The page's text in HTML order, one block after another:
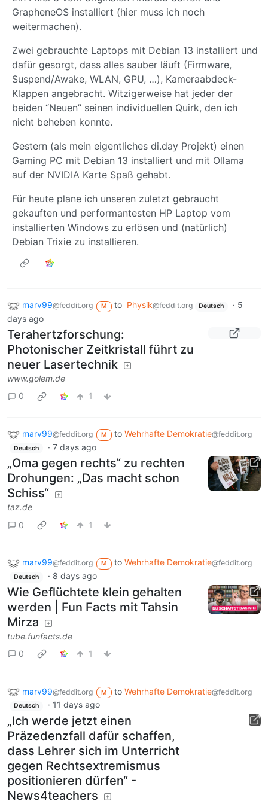
GrapheneOS installiert (hier muss ich noch
weitermachen).
Zwei gebrauchte Laptops mit Debian 13 installiert und
dafür gesorgt, dass alles sauber läuft (Firmware,
Suspend/Awake, WLAN, GPU, …), Kameraabdeck-
Klappen angebracht. Witzigerweise hat jeder der
beiden “Neuen” seinen individuellen Quirk, den ich
nicht beheben konnte.
Gestern (als mein eigentliches di.day Projekt) einen
Gaming PC mit Debian 13 installiert und mit Ollama
auf der NVIDIA Karte Spaß gehabt.
Für heute plane ich unseren zuletzt gebraucht
gekauften und performantesten HP Laptop vom
installierten Windows zu erlösen und (natürlich)
Debian Trixie zu installieren.
marv99@feddit.org M to Physik@feddit.org Deutsch · 5
days ago
Terahertzforschung:
Photonischer Zeitkristall führt zu
neuer Lasertechnik
www.golem.de
0
1
marv99@feddit.org M to Wehrhafte Demokratie@feddit.org
Deutsch · 7 days ago
„Oma gegen rechts“ zu rechten
Drohungen: „Das macht schon
Schiss“
taz.de
0
1
marv99@feddit.org M to Wehrhafte Demokratie@feddit.org
Deutsch · 8 days ago
Wie Geflüchtete klein gehalten
werden | Fun Facts mit Tahsin
Mirza
tube.funfacts.de
0
1
marv99@feddit.org M to Wehrhafte Demokratie@feddit.org
Deutsch · 11 days ago
„Ich werde jetzt einen
Präzedenzfall dafür schaffen,
dass Lehrer sich im Unterricht
gegen Rechtsextremismus
positionieren dürfen“ -
News4teachers